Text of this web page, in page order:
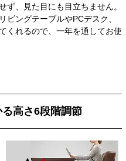
ず、見た目にも目立ちません。
ビングテーブルやPCデスク、
くれるので、一年を通してお使
高さ6段階調節